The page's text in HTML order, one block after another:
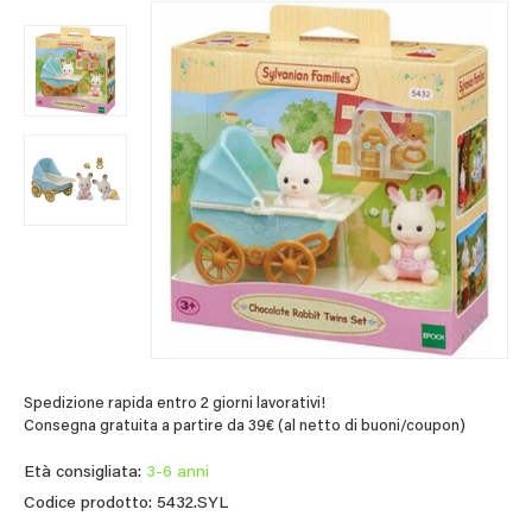
Spedizione rapida entro 2 giorni lavorativi!
Consegna gratuita a partire da 39€ (al netto di buoni/coupon)
Età consigliata: 3-6 anni
Codice prodotto: 5432.SYL